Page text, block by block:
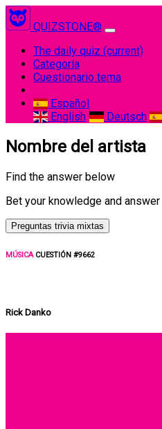
QUIZSTONE®
The daily quiz (current)
Categoría
Cuestionario tema
Español
English
Deutsch
Nombre del artista
Find the answer below
Bet your knowledge and answer
Preguntas trivia mixtas
MÚSICACUESTIÓN #9662
Rick Danko